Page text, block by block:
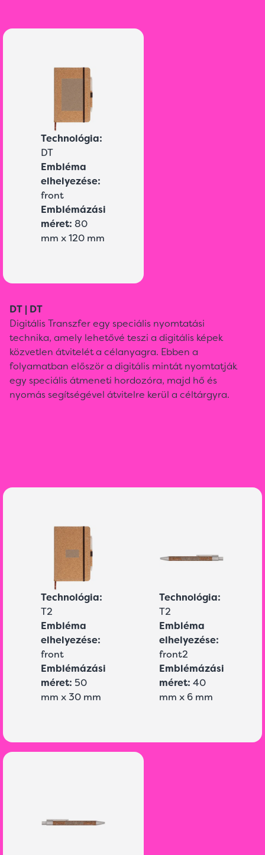
Technológia:
DT
Embléma
elhelyezése:
front
Emblémázási
méret: 80
mm x 120 mm
DT | DT
Digitális Transzfer egy speciális nyomtatási
technika, amely lehetővé teszi a digitális képek
közvetlen átvitelét a célanyagra. Ebben a
folyamatban először a digitális mintát nyomtatják
egy speciális átmeneti hordozóra, majd hő és
nyomás segítségével átvitelre kerül a céltárgyra.
Technológia:
T2
Embléma
elhelyezése:
front
Emblémázási
méret: 50
mm x 30 mm
Technológia:
T2
Embléma
elhelyezése:
front2
Emblémázási
méret: 40
mm x 6 mm